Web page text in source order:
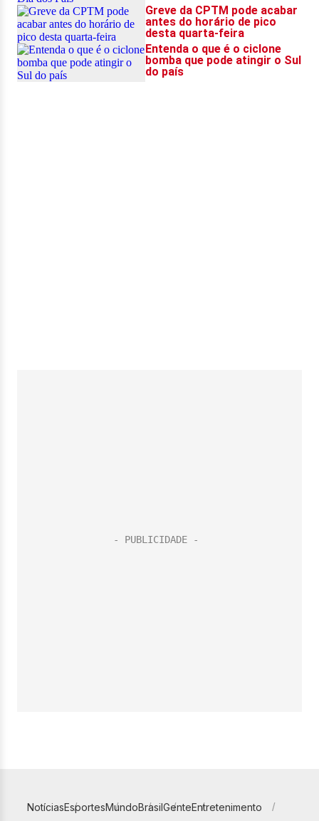
NotíciasEsportesMundoBrasilGenteEntretenimento